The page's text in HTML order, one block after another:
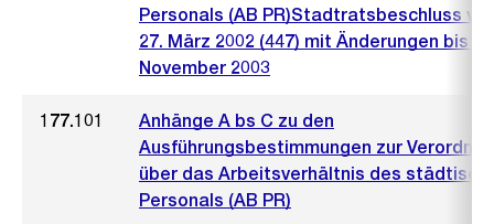
Personals (AB PR)Stadtratsbeschluss
27. März 2002 (447) mit Änderungen bis
November 2003
177.101
Anhänge A bs C zu den
Ausführungsbestimmungen zur
über das Arbeitsverhältnis des
Personals (AB PR)